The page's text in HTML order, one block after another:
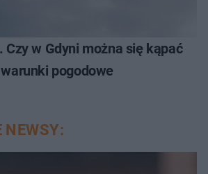
Czy w Gdyni można się kąpać
pogodowe
NEWSY: